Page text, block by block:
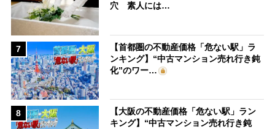
穴 素人には…
7
【首都圏の不動産価格「危ない駅」ラ
ンキング】“中古マンション売れ行き鈍
化”のワー…
8
【大阪の不動産価格「危ない駅」ラン
キング】“中古マンション売れ行き鈍